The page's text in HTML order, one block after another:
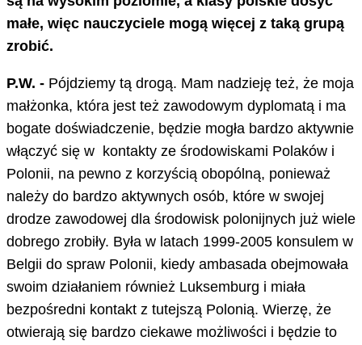
małe, więc nauczyciele mogą więcej z taką grupą
zrobić.
P.W. - Pójdziemy tą drogą. Mam nadzieję też, że moja
małżonka, która jest też zawodowym dyplomatą i ma
bogate doświadczenie, będzie mogła bardzo aktywnie
włączyć się w kontakty ze środowiskami Polaków i
Polonii, na pewno z korzyścią obopólną, ponieważ
należy do bardzo aktywnych osób, które w swojej
drodze zawodowej dla środowisk polonijnych już wiele
dobrego zrobiły. Była w latach 1999-2005 konsulem w
Belgii do spraw Polonii, kiedy ambasada obejmowała
swoim działaniem również Luksemburg i miała
bezpośredni kontakt z tutejszą Polonią. Wierzę, że
otwierają się bardzo ciekawe możliwości i będzie to